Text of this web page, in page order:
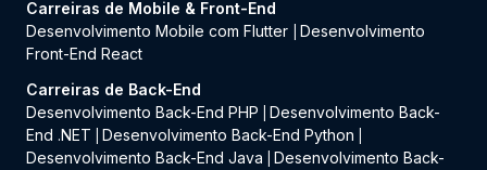
Carreiras de Mobile & Front-End
Desenvolvimento Mobile com Flutter
Desenvolvimento
Front-End React
Carreiras de Back-End
Desenvolvimento Back-End PHP
Desenvolvimento Back-
End .NET
Desenvolvimento Back-End Python
Desenvolvimento Back-End Java
Desenvolvimento Back-